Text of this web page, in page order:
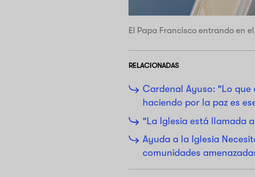
El Papa Francisco entrando en
RELACIONADAS
Cardenal Ayuso: "Lo que
haciendo por la paz es
"La Iglesia está llamada
Ayuda a la Iglesia
comunidades